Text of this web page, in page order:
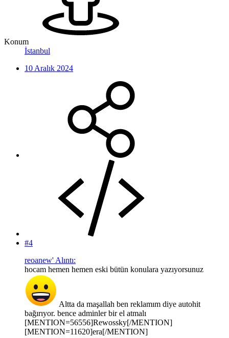
Konum
İstanbul
10 Aralık 2024
#4
reoanew' Alıntı:
hocam hemen hemen eski bütün konulara yazıyorsunuz
Altta da maşallah ben reklamım diye autohit
bağırıyor. bence adminler bir el atmalı
[MENTION=56556]Rewossky[/MENTION]
[MENTION=11620]era[/MENTION]